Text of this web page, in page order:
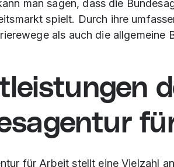
man sagen, dass die
spielt. Durch ihre
als auch die
für Arbeit stellt eine Vielzahl